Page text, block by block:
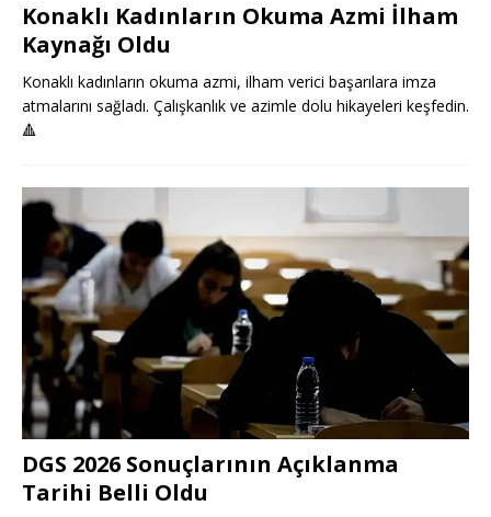
Konaklı Kadınların Okuma Azmi İlham
Kaynağı Oldu
Konaklı kadınların okuma azmi, ilham verici başarılara imza
atmalarını sağladı. Çalışkanlık ve azimle dolu hikayeleri keşfedin.
🔺
DGS 2026 Sonuçlarının Açıklanma
Tarihi Belli Oldu